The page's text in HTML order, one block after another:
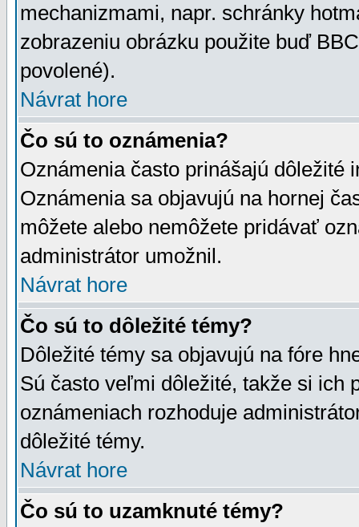
mechanizmami, napr. schránky
zobrazeniu obrázku použite buď
povolené).
Návrat hore
Čo sú to oznámenia?
Oznámenia často prinášajú dôležité
Oznámenia sa objavujú na hornej
môžete alebo nemôžete pridávať
administrátor umožnil.
Návrat hore
Čo sú to dôležité témy?
Dôležité témy sa objavujú na fóre
Sú často veľmi dôležité, takže si ich
oznámeniach rozhoduje
dôležité témy.
Návrat hore
Čo sú to uzamknuté témy?